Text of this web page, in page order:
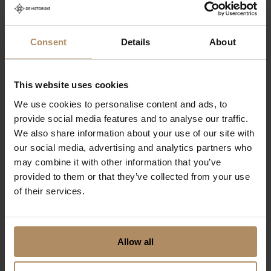
Consent Details About
This website uses cookies
We use cookies to personalise content and ads, to
provide social media features and to analyse our traffic.
We also share information about your use of our site with
our social media, advertising and analytics partners who
may combine it with other information that you’ve
provided to them or that they’ve collected from your use
of their services.
Allow all
gjerne med multedessert. Hvis du vil ha noe mer
mettende: reinsdyrburger eller entrecôte – kortreist,
hotellet her!I sommer kan du også
prisen av 2.
På Røros finner du også historiskeRøros Hotellog
Erzscheidergården.
Vil du kombinere turen med et smakfullt opphold i
Orkanger kan du prøve vår kortferie: